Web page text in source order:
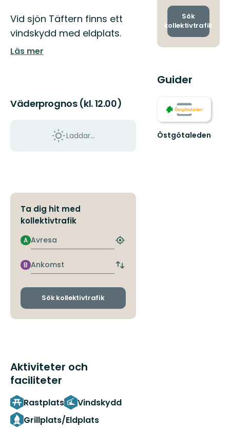
Beskrivning
Vid sjön Täftern finns ett
vindskydd med eldplats.
Läs mer
Väderprognos (kl. 12.00)
Laddar...
Ta dig hit med
kollektivtrafik
Avresa
A
Hitta
hållplats
Ankomst
B
Byt
och
Sök kollektivtrafik
Aktiviteter och
faciliteter
Rastplats
Vindskydd
Grillplats/Eldplats
och
Sök
kollektivtrafik
Guider
Östgötaleden